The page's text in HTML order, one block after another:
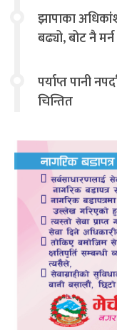
झापाका
बढ्यो, बोट नै
पर्याप्त पानी
चिन्तित